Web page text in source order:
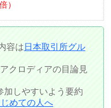
容は日本取引所グル
クロディアの目論見
加しやすいよう要約
めての人へ